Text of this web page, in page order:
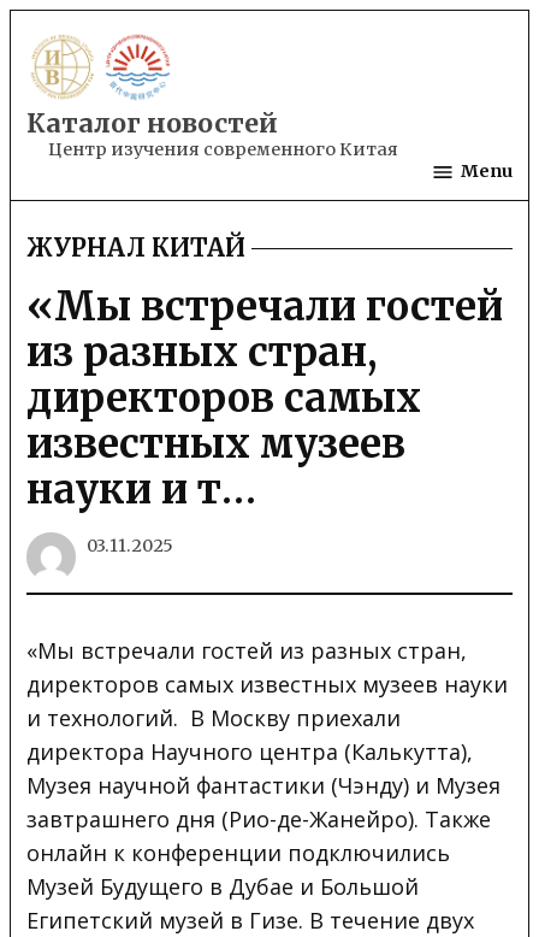
to
content
Каталог новостей
Центр изучения современного Китая
Menu
POSTED
ЖУРНАЛ КИТАЙ
«Мы встречали гостей
из разных стран,
директоров самых
известных музеев
науки и т…
03.11.2025
«Мы встречали гостей из разных стран,
директоров самых известных музеев науки
и технологий. В Москву приехали
директора Научного центра (Калькутта),
Музея научной фантастики (Чэнду) и Музея
завтрашнего дня (Рио-де-Жанейро). Также
онлайн к конференции подключились
Музей Будущего в Дубае и Большой
Египетский музей в Гизе. В течение двух